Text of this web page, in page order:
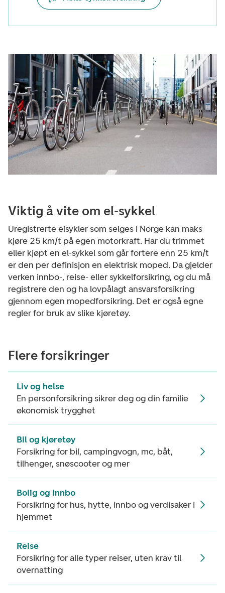
Viktig å vite om el-sykkel
Uregistrerte elsykler som selges i Norge kan maks
kjøre 25 km/t på egen motorkraft. Har du trimmet
eller kjøpt en el-sykkel som går fortere enn 25 km/t
er den per definisjon en elektrisk moped. Da gjelder
verken innbo-, reise- eller sykkelforsikring, og du må
registrere den og ha lovpålagt ansvarsforsikring
gjennom egen mopedforsikring. Det er også egne
regler for bruk av slike kjøretøy.
Flere forsikringer
Liv og helse
En personforsikring sikrer deg og din familie
økonomisk trygghet
Bil og kjøretøy
Forsikring for bil, campingvogn, mc, båt,
tilhenger, snøscooter og mer
Bolig og innbo
Forsikring for hus, hytte, innbo og verdisaker i
hjemmet
Reise
Forsikring for alle typer reiser, uten krav til
overnatting